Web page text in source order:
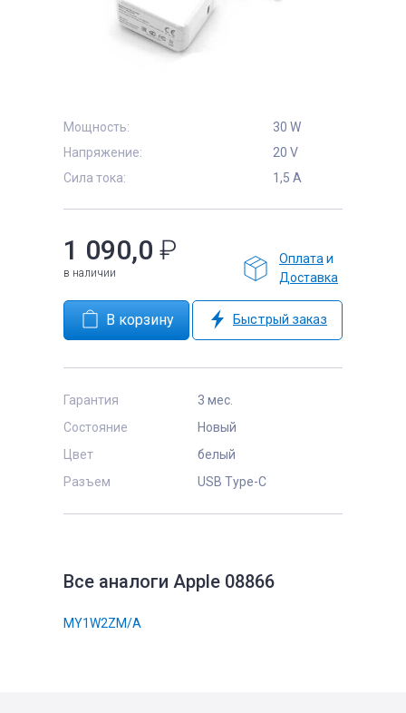
Мощность:
30 W
Напряжение:
20 V
Сила тока:
1,5 А
1 090,0 ₽
в наличии
Быстрый заказ
Оплата и
Доставка
Гарантия
3 мес.
Состояние
Новый
Цвет
белый
Разъем
USB Type-C
Все аналоги Apple 08866
MY1W2ZM/A